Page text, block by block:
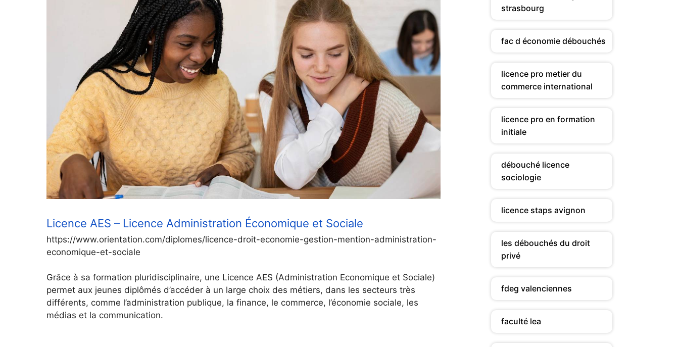
Licence AES – Licence Administration Économique et Sociale
https://www.orientation.com/diplomes/licence-droit-economie-gestion-mention-administration-
economique-et-sociale
Grâce à sa formation pluridisciplinaire, une Licence AES (Administration Economique et Sociale)
permet aux jeunes diplômés d’accéder à un large choix des métiers, dans les secteurs très
différents, comme l’administration publique, la finance, le commerce, l’économie sociale, les
médias et la communication.
strasbourg
fac d économie débouchés
licence pro metier du
commerce international
licence pro en formation
initiale
débouché licence
sociologie
licence staps avignon
les débouchés du droit
privé
fdeg valenciennes
faculté lea